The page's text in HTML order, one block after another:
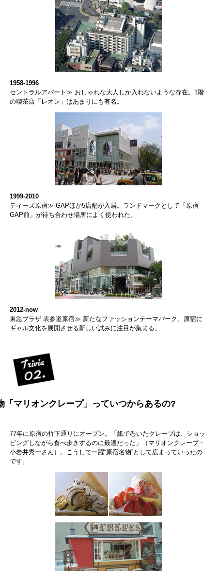
1958-1996
セントラルアパート≫ おしゃれな大人しか入れないような存在。1階
の喫茶店「レオン」はあまりにも有名。
1999-2010
ティーズ原宿≫ GAPほか5店舗が入居。ランドマークとして「原宿
GAP前」が待ち合わせ場所によく使われた。
2012-now
東急プラザ 表参道原宿≫ 新たなファッションテーマパーク。原宿に
ギャル文化を展開させる新しい試みに注目が集まる。
「マリオンクレープ」っていつからあるの?
77年に原宿の竹下通りにオープン。「紙で巻いたクレープは、ショッ
ピングしながら食べ歩きするのに最適だった」（マリオンクレープ・
小岩井秀一さん）。こうして一躍“原宿名物”として広まっていったの
です。